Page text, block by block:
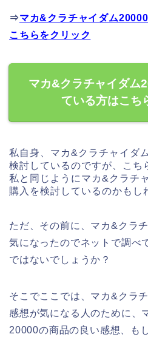
⇒マカ&クラチャイダム
こちらをクリック
マカ&クラチャイダム
ている方はこち
私自身、マカ&クラチャイダ
検討しているのですが、こち
私と同じようにマカ&クラチ
購入を検討しているのかもし
ただ、その前に、マカ&クラ
気になったのでネットで調べ
ではないでしょうか？
そこでここでは、マカ&クラ
感想が気になる人のために、
20000の商品の良い感想、も